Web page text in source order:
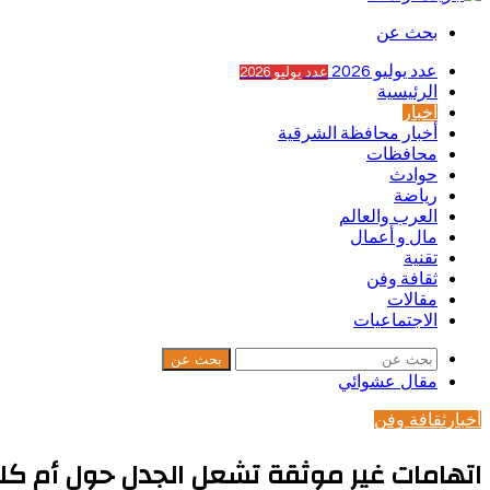
بحث عن
عدد يوليو 2026 عدد يوليو 2026
الرئيسية
أخبار
أخبار محافظة الشرقية
محافظات
حوادث
رياضة
العرب والعالم
مال و أعمال
تقنية
ثقافة وفن
مقالات
الاجتماعيات
بحث عن
مقال عشوائي
أخبار ثقافة وفن
اتهامات غير موثقة تشعل الجدل حول أم